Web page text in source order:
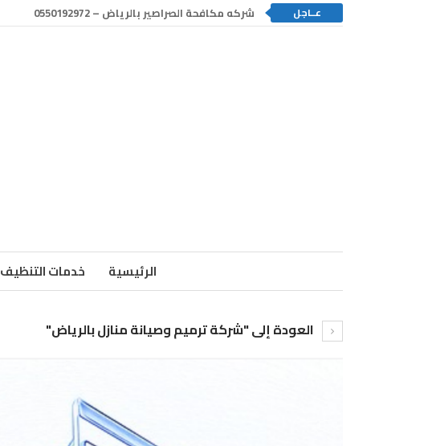
عــاجل شركه مكافحة الصراصير بالرياض – 0550192972
الرئيسية خدمات التنظيف
العودة إلى "شركة ترميم وصيانة منازل بالرياض"